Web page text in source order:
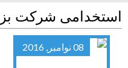
استخدامی شرکت
08 نوامبر, 2016